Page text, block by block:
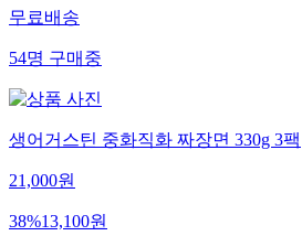
무료배송
54명구매중
생어거스틴 중화직화 짜장면 330g 3팩
21,000원
38%13,100원